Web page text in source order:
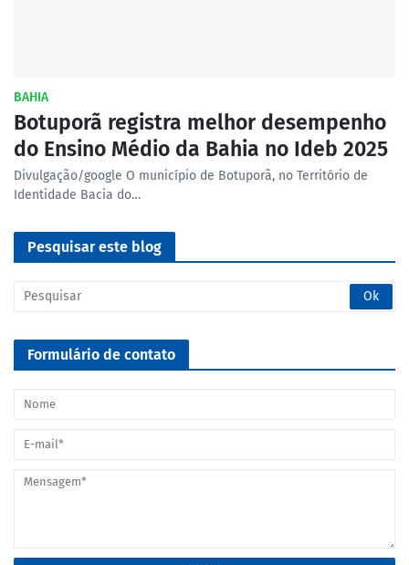
BAHIA
Botuporã registra melhor desempenho
do Ensino Médio da Bahia no Ideb 2025
Divulgação/google O município de Botuporã, no Território de
Identidade Bacia do…
Pesquisar este blog
Formulário de contato